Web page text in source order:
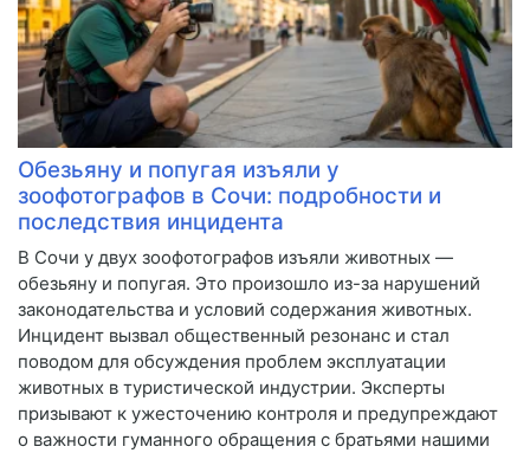
Обезьяну и попугая изъяли у
зоофотографов в Сочи: подробности и
последствия инцидента
В Сочи у двух зоофотографов изъяли животных —
обезьяну и попугая. Это произошло из-за нарушений
законодательства и условий содержания животных.
Инцидент вызвал общественный резонанс и стал
поводом для обсуждения проблем эксплуатации
животных в туристической индустрии. Эксперты
призывают к ужесточению контроля и предупреждают
о важности гуманного обращения с братьями нашими